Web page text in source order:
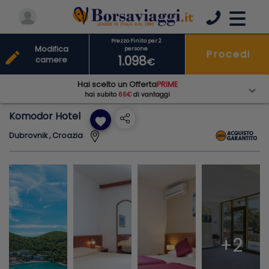
Komodor Hotel favorite
Dubrovnik , Croazia
+2
Prezzo Finito per 2
persone
1.098€
Procedi
edit
Modifica
camere
Hai scelto un OffertaPRIME
hai subito 66€ di vantaggi